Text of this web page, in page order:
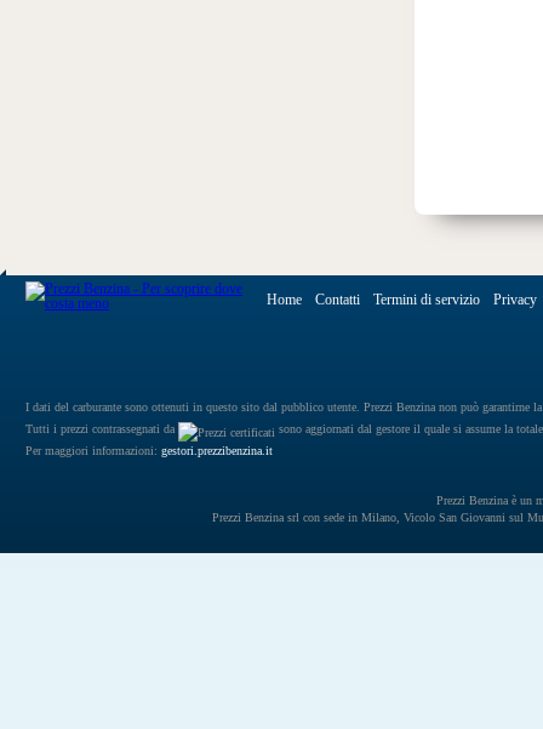
Home Contatti Termini di servizio Privacy
I dati del carburante sono ottenuti in questo sito dal pubblico utente. Prezzi Benzina non può garantirne
Tutti i prezzi contrassegnati da
sono aggiornati dal gestore il quale si assume la
Per maggiori informazioni: gestori.prezzibenzina.it
Prezzi Benzina è un
Prezzi Benzina srl con sede in Milano, Vicolo San Giovanni sul